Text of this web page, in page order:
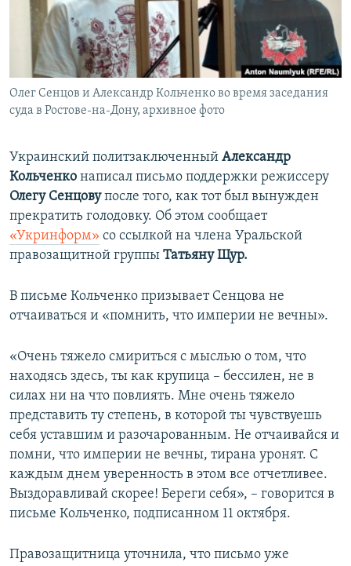
ПОБЕДИТЕЛЕЙ НЕ СУДЯТ?
КРЫМ.НЕПОКОРЕННЫЙ
ELIFBE
УКРАИНСКАЯ ПРОБЛЕМА КРЫМА
ПРИСОЕДИНЯЙТЕСЬ!
Все сайты RFE/RL
Олег Сенцов и Александр Кольченко во время заседания
суда в Ростове-на-Дону, архивное фото
Украинский политзаключенный Александр
Кольченко написал письмо поддержки режиссеру
Олегу Сенцовупосле того, как тот был вынужден
прекратить голодовку. Об этом сообщает
«Укринформ» со ссылкой на члена Уральской
правозащитной группы Татьяну Щур.
В письме Кольченко призывает Сенцова не
отчаиваться и «помнить, что империи не вечны».
«Очень тяжело смириться с мыслью о том, что
находясь здесь, ты как крупица – бессилен, не в
силах ни на что повлиять. Мне очень тяжело
представить ту степень, в которой ты чувствуешь
себя уставшим и разочарованным. Не отчаивайся и
помни, что империи не вечны, тирана уронят. С
каждым днем уверенность в этом все отчетливее.
Выздоравливай скорее! Береги себя», – говорится в
письме Кольченко, подписанном 11 октября.
Правозащитница уточнила, что письмо уже